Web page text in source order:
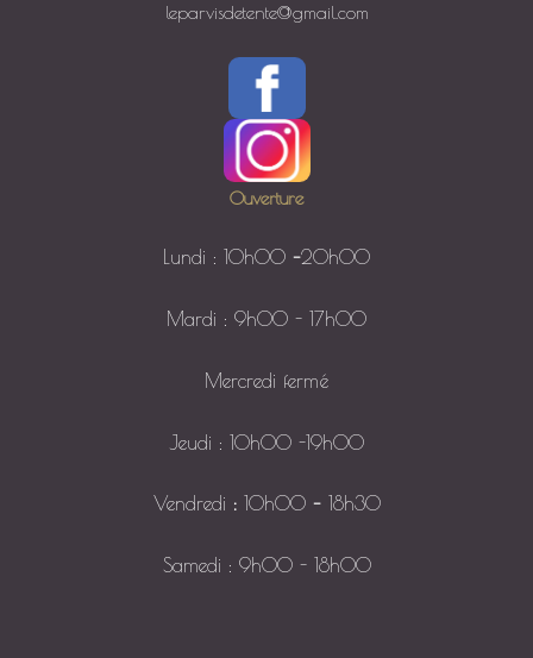
leparvisdetente@gmail.com
Ouverture
Lundi : 10h00 –20h00
Mardi : 9h00 - 17h00
Mercredi fermé
Jeudi : 10h00 -19h00
Vendredi :10h00 –18h30
Samedi : 9h00 - 18h00